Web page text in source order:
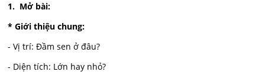
1. Mở bài:
* Giới thiệu chung:
- Vị trí: Đầm sen ở đâu?
- Diện tích: Lớn hay nhỏ?